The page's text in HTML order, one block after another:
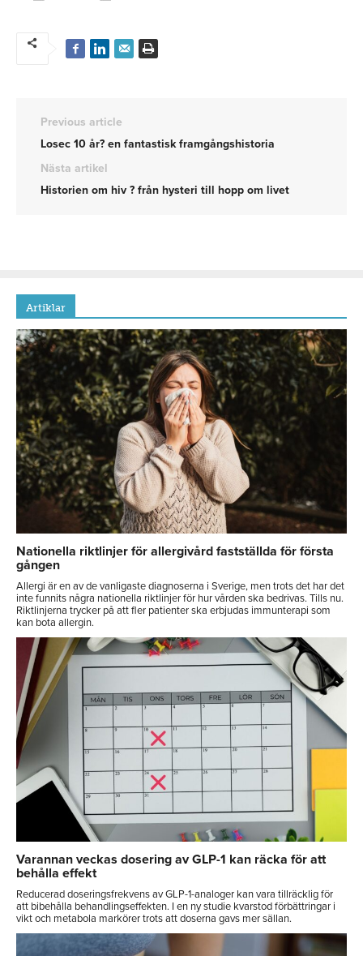
Previous article
Losec 10 år? en fantastisk framgångshistoria
Nästa artikel
Historien om hiv ? från hysteri till hopp om livet
Artiklar
Nationella riktlinjer för allergivård fastställda för första
gången
Allergi är en av de vanligaste diagnoserna i Sverige, men trots det har det
inte funnits några nationella riktlinjer för hur vården ska bedrivas. Tills nu.
Riktlinjerna trycker på att fler patienter ska erbjudas immunterapi som
kan bota allergin.
Varannan veckas dosering av GLP-1 kan räcka för att
behålla effekt
Reducerad doseringsfrekvens av GLP-1-analoger kan vara tillräcklig för
att bibehålla behandlingseffekten. I en ny studie kvarstod förbättringar i
vikt och metabola markörer trots att doserna gavs mer sällan.